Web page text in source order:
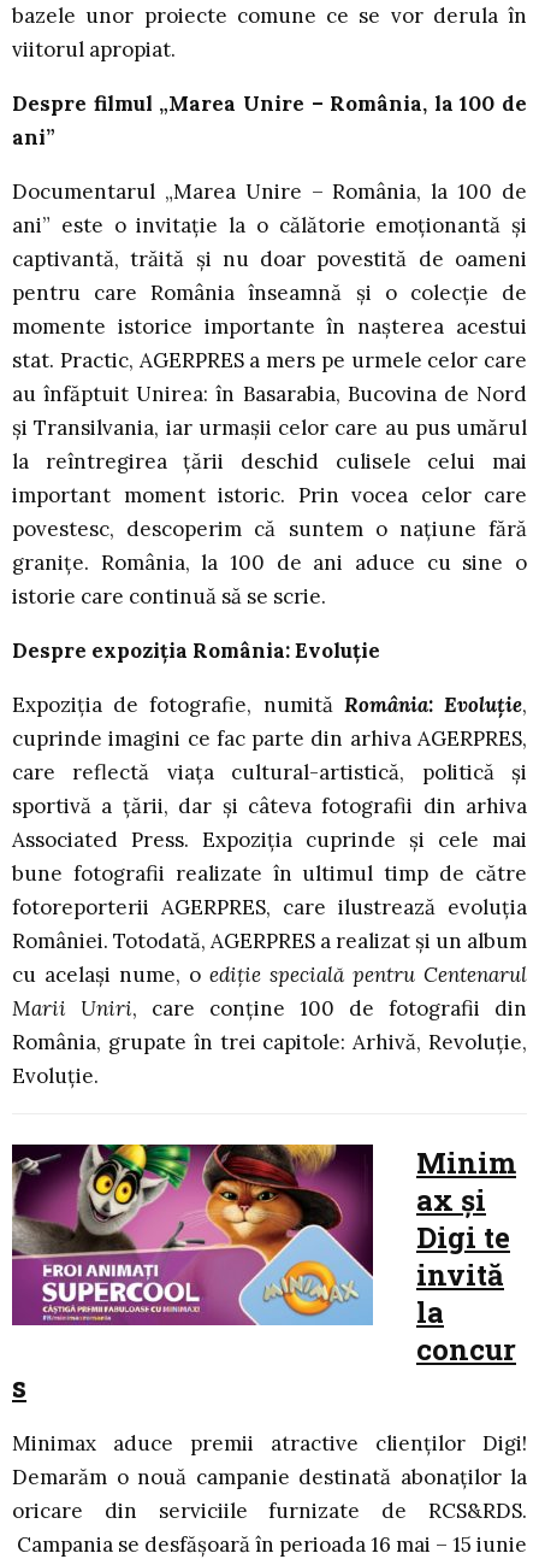
bazele unor proiecte comune ce se vor derula în
viitorul apropiat.
Despre filmul „Marea Unire – România, la 100 de
ani”
Documentarul „Marea Unire – România, la 100 de
ani” este o invitaţie la o călătorie emoţionantă şi
captivantă, trăită şi nu doar povestită de oameni
pentru care România înseamnă şi o colecţie de
momente istorice importante în naşterea acestui
stat. Practic, AGERPRES a mers pe urmele celor care
au înfăptuit Unirea: în Basarabia, Bucovina de Nord
şi Transilvania, iar urmaşii celor care au pus umărul
la reîntregirea ţării deschid culisele celui mai
important moment istoric. Prin vocea celor care
povestesc, descoperim că suntem o naţiune fără
graniţe. România, la 100 de ani aduce cu sine o
istorie care continuă să se scrie.
Despre expoziția România: Evoluție
Expoziția de fotografie, numită România: Evoluție,
cuprinde imagini ce fac parte din arhiva AGERPRES,
care reflectă viața cultural-artistică, politică și
sportivă a țării, dar și câteva fotografii din arhiva
Associated Press. Expoziția cuprinde și cele mai
bune fotografii realizate în ultimul timp de către
fotoreporterii AGERPRES, care ilustrează evoluția
României. Totodată, AGERPRES a realizat și un album
cu același nume, o ediție specială pentru Centenarul
Marii Uniri, care conține 100 de fotografii din
România, grupate în trei capitole: Arhivă, Revoluție,
Evoluție.
Minim
ax și
Digi te
invită
la
concur
s
Minimax aduce premii atractive clienților Digi!
Demarăm o nouă campanie destinată abonaților la
oricare din serviciile furnizate de RCS&RDS.
Campania se desfășoară în perioada 16 mai – 15 iunie